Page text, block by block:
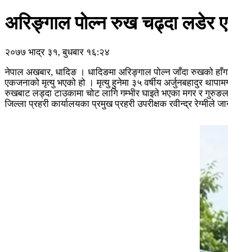
अरिङ्गाल पोल्न रुख चढ्दा लडेर
२०७७ भाद्र ३१, बुधबार १६:२४
नेपाल अखबार, धादिङ । धादिङमा अरिङ्गाल पोल्न जाँदा रुखको
एकजनाको मृत्यु भएको हो । मृत्यु हुनेमा ३५ वर्षीय अर्जुनबहादुर
रुखबाट लड्दा टाउकामा चोट लागि गम्भीर घाइते भएका मगर र
जिल्ला प्रहरी कार्यालयका प्रमुख प्रहरी उपरीक्षक रवीन्द्र रेग्मीले